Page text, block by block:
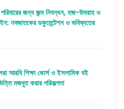
জন্য জন্ম নিবন্ধন, হজ-উমরাহ ও
নবজাতকের ডকুমেন্টেশন ও ভবিষ্যতের
আরবি শিক্ষা কোর্স ও ইসলামিক বই
মজবুত করার পরিকল্পনা